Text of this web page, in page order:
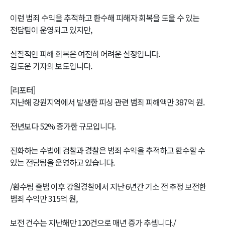
이런 범죄 수익을 추적하고 환수해 피해자 회복을 도울 수 있는
전담팀이 운영되고 있지만,
실질적인 피해 회복은 여전히 어려운 실정입니다.
김도운 기자의 보도입니다.
[리포터]
지난해 강원지역에서 발생한 피싱 관련 범죄 피해액만 387억 원.
전년보다 52% 증가한 규모입니다.
진화하는 수법에 검찰과 경찰은 범죄 수익을 추적하고 환수할 수
있는 전담팀을 운영하고 있습니다.
/환수팀 출범 이후 강원경찰에서 지난 6년간 기소 전 추정 보전한
범죄 수익만 315억 원,
보전 건수는 지난해만 120건으로 매년 증가 추셉니다./